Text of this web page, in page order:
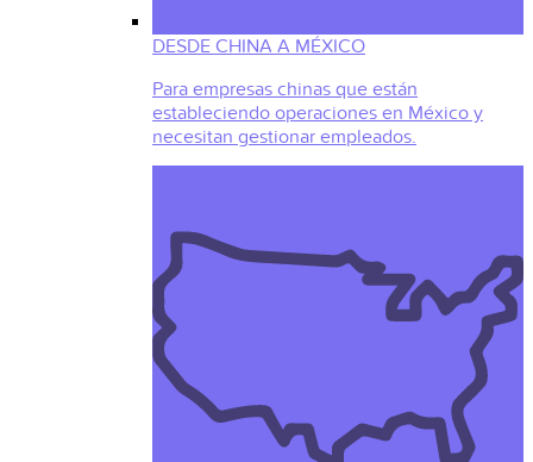
DESDE CHINA A MÉXICO
Para empresas chinas que están
estableciendo operaciones en México y
necesitan gestionar empleados.